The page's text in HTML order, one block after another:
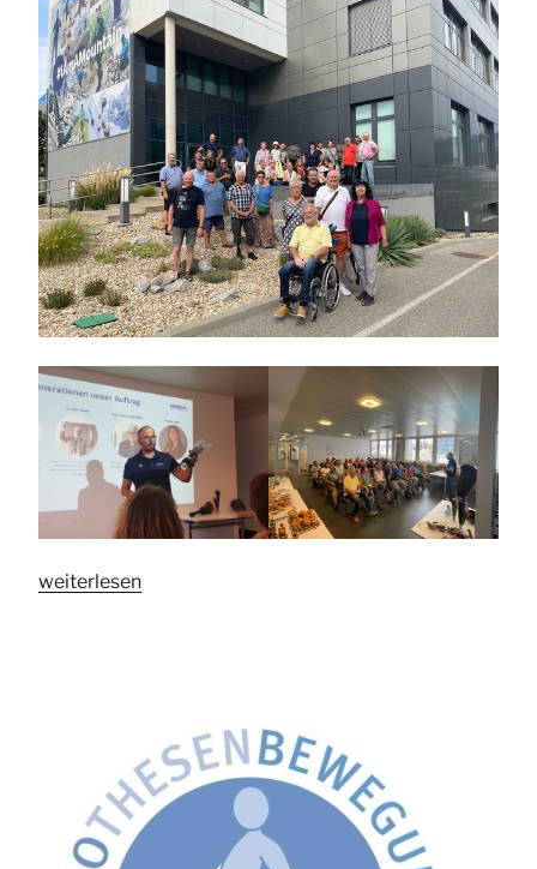
„Wien,
weiterlesen